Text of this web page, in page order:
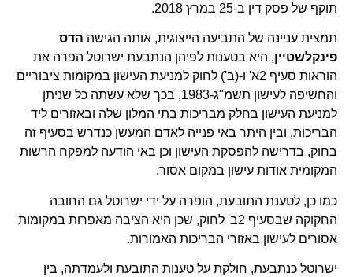
תוקף של פסק דין ב-25 במרץ 2018.
תמצית עניינה של התביעה הייצוגית, אותה הגישה הדס
פינקלשטיין, היא בטענות לפיהן הנתבעת ישרוטל הפרה את
הוראות סעיף 2א' ו-(ב') לחוק למניעת העישון במקומות ציבוריים
והחשיפה לעישון תשמ"ג-1983, בכך שלא עשתה כל שניתן
למניעת העישון בחלק מבריכות בתי המלון שלה ובאזורים ליד
הבריכות, ובין היתר באי פנייה לאדם המעשן כנדרש בסעיף זה
בחוק, בדרישה להפסקת העישון וכן באי הודעה למפקח הרשות
המקומית אודות עישון במקום אסור.
כמו כן, לטענת התובעת, הופרה על ידי ישרוטל גם החובה
החקוקה שבסעיף 2ב' לחוק, שכן היא הציבה מאפרות במקומות
אסורים לעישון באזורי הבריכות האמורות.
ישרוטל כנתבעת, חולקת על טענות התובעת ולעמדתה, בין